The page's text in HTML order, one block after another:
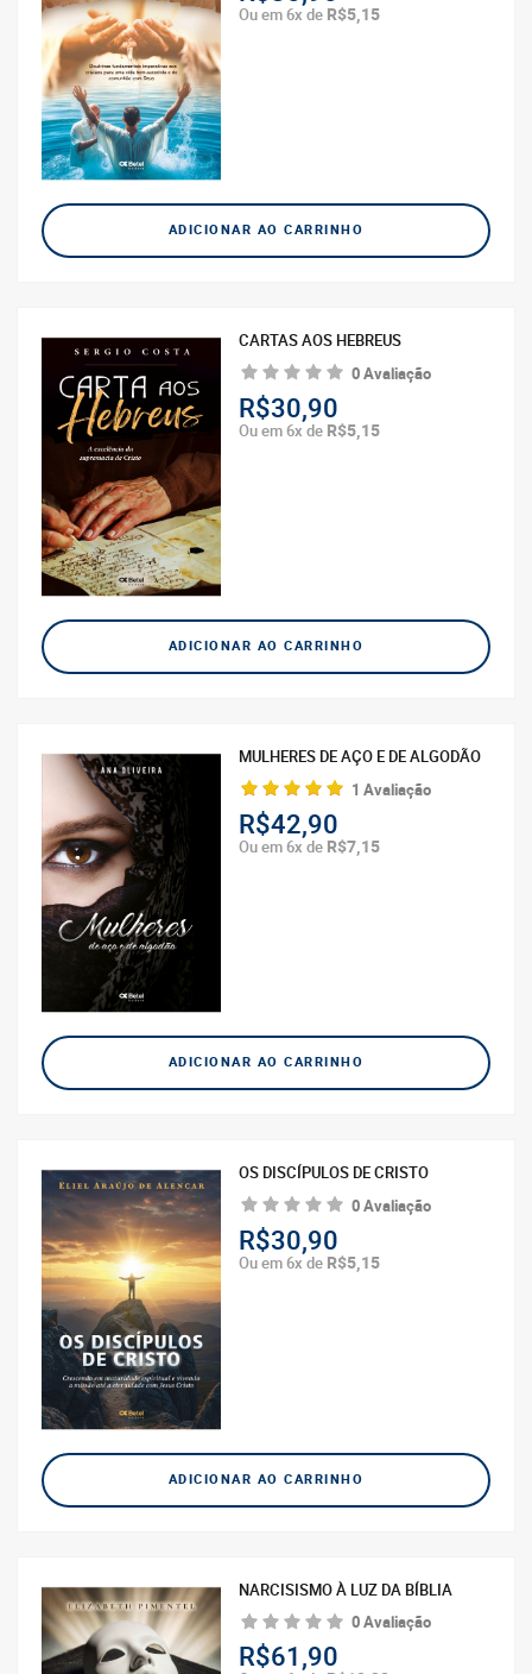
Ou em 6x de R$5,15
ADICIONAR AO CARRINHO
CARTAS AOS HEBREUS
0 Avaliação
R$30,90
Ou em 6x de R$5,15
ADICIONAR AO CARRINHO
MULHERES DE AÇO E DE ALGODÃO
1 Avaliação
R$42,90
Ou em 6x de R$7,15
ADICIONAR AO CARRINHO
OS DISCÍPULOS DE CRISTO
0 Avaliação
R$30,90
Ou em 6x de R$5,15
ADICIONAR AO CARRINHO
NARCISISMO À LUZ DA BÍBLIA
0 Avaliação
R$61,90